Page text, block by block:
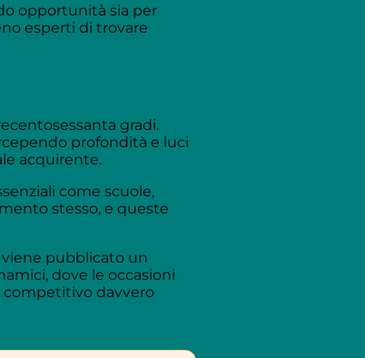
opportunità sia per
esperti di trovare
gradi.
profondità e luci
acquirente.
come scuole,
stesso, e queste
pubblicato un
dove le occasioni
competitivo davvero